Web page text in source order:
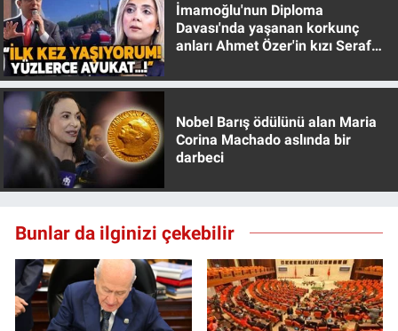
İmamoğlu'nun Diploma
Davası'nda yaşanan korkunç
anları Ahmet Özer'in kızı Seraf
Nobel Barış ödülünü alan Maria
Corina Machado aslında bir
darbeci
Bunlar da ilginizi çekebilir